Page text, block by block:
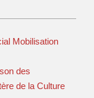
Mobilisation
des
de la Culture